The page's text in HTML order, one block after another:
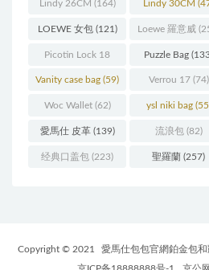
Lindy 26CM (164) Lindy 30CM
LOEWE 女包(121) Loewe 羅意威
Picotin Lock 18
(202)
Puzzle Bag
Vanity case bag (59) Verrou 17(74)
Woc Wallet(62) ysl niki bag
愛馬仕 皮革(139) 流浪包(82)
经典口盖包 (223) 聖羅蘭 (257)
Copyright © 2021 愛馬仕包包官網鉑金包